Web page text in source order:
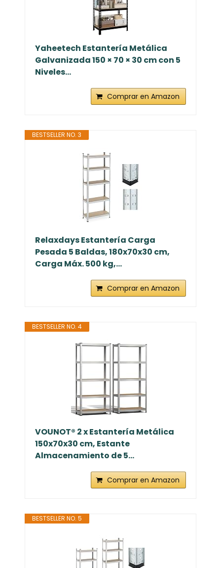
Yaheetech Estantería Metálica
Galvanizada 150 × 70 × 30 cm con 5
Niveles...
Comprar en Amazon
BESTSELLER NO. 3
Relaxdays Estantería Carga
Pesada 5 Baldas, 180x70x30 cm,
Carga Máx. 500 kg,...
Comprar en Amazon
BESTSELLER NO. 4
VOUNOT® 2 x Estantería Metálica
150x70x30 cm, Estante
Almacenamiento de 5...
Comprar en Amazon
BESTSELLER NO. 5